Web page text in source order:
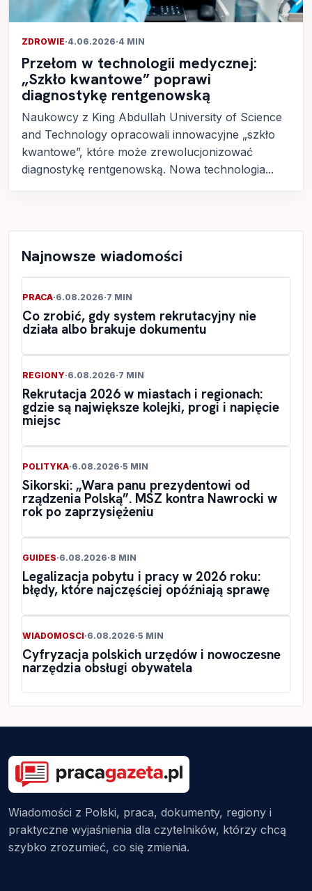
ZDROWIE·4.06.2026·4 MIN
Przełom w technologii medycznej:
„Szkło kwantowe” poprawi
diagnostykę rentgenowską
Naukowcy z King Abdullah University of Science
and Technology opracowali innowacyjne „szkło
kwantowe”, które może zrewolucjonizować
diagnostykę rentgenowską. Nowa technologia...
Najnowsze wiadomości
PRACA·6.08.2026·7 MIN
Co zrobić, gdy system rekrutacyjny nie
działa albo brakuje dokumentu
REGIONY·6.08.2026·7 MIN
Rekrutacja 2026 w miastach i regionach:
gdzie są największe kolejki, progi i napięcie
miejsc
POLITYKA·6.08.2026·5 MIN
Sikorski: „Wara panu prezydentowi od
rządzenia Polską”. MSZ kontra Nawrocki w
rok po zaprzysiężeniu
GUIDES·6.08.2026·8 MIN
Legalizacja pobytu i pracy w 2026 roku:
błędy, które najczęściej opóźniają sprawę
WIADOMOSCI·6.08.2026·5 MIN
Cyfryzacja polskich urzędów i nowoczesne
narzędzia obsługi obywatela
Wiadomości z Polski, praca, dokumenty, regiony i
praktyczne wyjaśnienia dla czytelników, którzy chcą
szybko zrozumieć, co się zmienia.